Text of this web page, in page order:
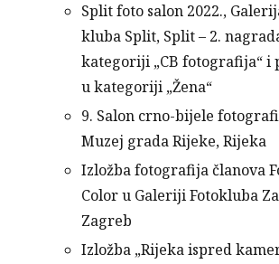
Split foto salon 2022.,
kluba Split, Split – 2.
kategoriji „CB fotografija“ i
u kategoriji „Žena“
9. Salon crno-bijele
Muzej grada Rijeke, Rijeka
Izložba fotografija članova
Color u Galeriji Fotokluba
Zagreb
Izložba „Rijeka ispred